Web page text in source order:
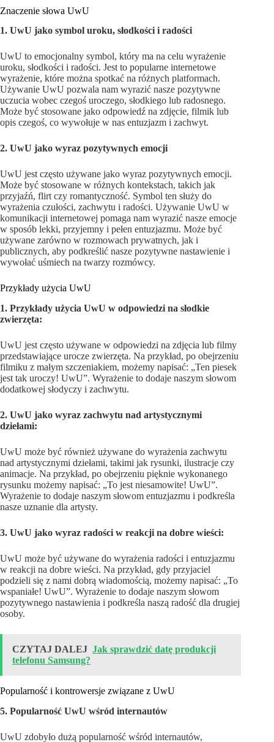
Znaczenie słowa UwU
1. UwU jako symbol uroku, słodkości i radości
UwU to emocjonalny symbol, który ma na celu wyrażenie
uroku, słodkości i radości. Jest to popularne internetowe
wyrażenie, które można spotkać na różnych platformach.
Używanie UwU pozwala nam wyrazić nasze pozytywne
uczucia wobec czegoś uroczego, słodkiego lub radosnego.
Może być stosowane jako odpowiedź na zdjęcie, filmik lub
opis czegoś, co wywołuje w nas entuzjazm i zachwyt.
2. UwU jako wyraz pozytywnych emocji
UwU jest często używane jako wyraz pozytywnych emocji.
Może być stosowane w różnych kontekstach, takich jak
przyjaźń, flirt czy romantyczność. Symbol ten służy do
wyrażenia czułości, zachwytu i radości. Używanie UwU w
komunikacji internetowej pomaga nam wyrazić nasze emocje
w sposób lekki, przyjemny i pełen entuzjazmu. Może być
używane zarówno w rozmowach prywatnych, jak i
publicznych, aby podkreślić nasze pozytywne nastawienie i
wywołać uśmiech na twarzy rozmówcy.
Przykłady użycia UwU
1. Przykłady użycia UwU w odpowiedzi na słodkie
zwierzęta:
UwU jest często używane w odpowiedzi na zdjęcia lub filmy
przedstawiające urocze zwierzęta. Na przykład, po obejrzeniu
filmiku z małym szczeniakiem, możemy napisać: „Ten piesek
jest tak uroczy! UwU”. Wyrażenie to dodaje naszym słowom
dodatkowej słodyczy i zachwytu.
2. UwU jako wyraz zachwytu nad artystycznymi
dziełami:
UwU może być również używane do wyrażenia zachwytu
nad artystycznymi dziełami, takimi jak rysunki, ilustracje czy
animacje. Na przykład, po obejrzeniu pięknie wykonanego
rysunku możemy napisać: „To jest niesamowite! UwU”.
Wyrażenie to dodaje naszym słowom entuzjazmu i podkreśla
nasze uznanie dla artysty.
3. UwU jako wyraz radości w reakcji na dobre wieści:
UwU może być używane do wyrażenia radości i entuzjazmu
w reakcji na dobre wieści. Na przykład, gdy przyjaciel
podzieli się z nami dobrą wiadomością, możemy napisać: „To
wspaniałe! UwU”. Wyrażenie to dodaje naszym słowom
pozytywnego nastawienia i podkreśla naszą radość dla drugiej
osoby.
CZYTAJ DALEJ Jak sprawdzić datę produkcji
telefonu Samsung?
Popularność i kontrowersje związane z UwU
5. Popularność UwU wśród internautów
UwU zdobyło dużą popularność wśród internautów,